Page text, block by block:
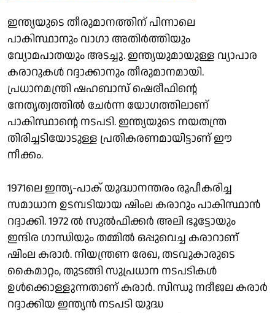
ഇന്ത്യയുടെ തീരുമാനത്തിന് പിന്നാലെ
പാകിസ്ഥാനും വാഗാ അതിര്‍ത്തിയും
വ്യോമപാതയും അടച്ചു. ഇന്ത്യയുമായുള്ള വ്യാപാര
കരാറുകള്‍ റദ്ദാക്കാനും തീരുമാനമായി.
പ്രധാനമന്ത്രി ഷഹബാസ് ഷെരീഫിന്റെ
നേതൃത്വത്തില്‍ ചേര്‍ന്ന യോഗത്തിലാണ്
പാകിസ്ഥാന്റെ നടപടി. ഇന്ത്യയുടെ നയതന്ത്ര
തിരിച്ചടിയോടുള്ള പ്രതികരണമായിട്ടാണ് ഈ
നീക്കം.
1971ലെ ഇന്ത്യ-പാക് യുദ്ധാനന്തരം രൂപീകരിച്ച
സമാധാന ഉടമ്പടിയായ ഷിംല കരാറും പാകിസ്ഥാന്‍
റദ്ദാക്കി. 1972 ല്‍ സുല്‍ഫിക്കര്‍ അലി ഭൂട്ടോയും
ഇന്ദിര ഗാന്ധിയും തമ്മില്‍ ഒപ്പുവെച്ച കരാറാണ്
ഷിംല കരാര്‍. നിയന്ത്രണ രേഖ, തടവുകാരുടെ
കൈമാറ്റം, തുടങ്ങി സുപ്രധാന നടപടികള്‍
ഉള്‍ക്കൊള്ളുന്നതാണ് കരാര്‍. സിന്ധു നദീജല കരാര്‍
റദ്ദാക്കിയ ഇന്ത്യന്‍ നടപടി യുദ്ധ